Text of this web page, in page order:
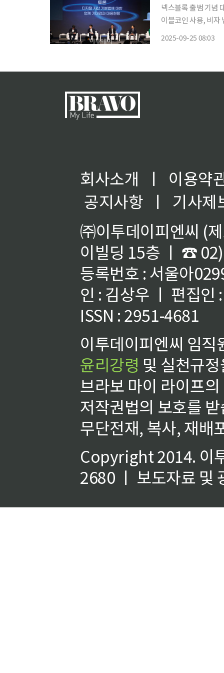
넥스블록 출범 기념
이블코인 사용, 비자
2025-09-25 08:03
회사소개 ㅣ
이용약
공지사항
ㅣ
기사제
㈜이투데이피엔씨 (
이빌딩 15층 ㅣ ☎
등록번호 : 서울아
인 : 김상우 ㅣ 편집인
ISSN : 2951-4681
이투데이피엔씨 임
윤리강령 및 실천규
브라보 마이 라이프
저작권법의 보호를
무단전재, 복사, 재배
Copyright 2014. 이
2680 ㅣ 보도자료